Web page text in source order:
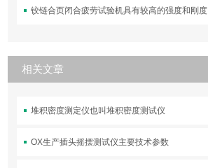
铰链合页闭合疲劳试验机具有较高的强度和刚度
相关文章
堆积密度测定仪也叫堆积密度测试仪
OX生产插头摇摆测试仪主要技术参数